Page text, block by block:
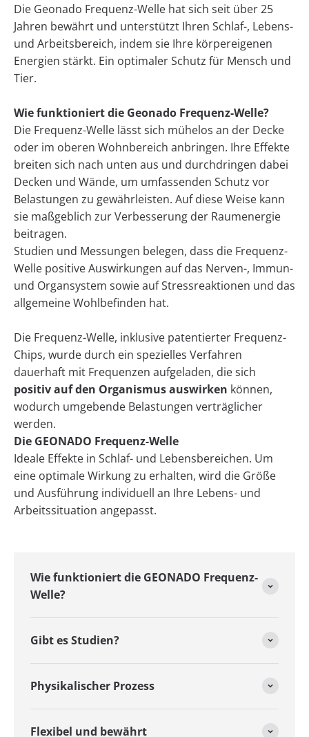
Die Geonado Frequenz-Welle hat sich seit über 25
Jahren bewährt und unterstützt Ihren Schlaf-, Lebens-
und Arbeitsbereich, indem sie Ihre körpereigenen
Energien stärkt. Ein optimaler Schutz für Mensch und
Tier.
Wie funktioniert die Geonado Frequenz-Welle?
Die Frequenz-Welle lässt sich mühelos an der Decke
oder im oberen Wohnbereich anbringen. Ihre Effekte
breiten sich nach unten aus und durchdringen dabei
Decken und Wände, um umfassenden Schutz vor
Belastungen zu gewährleisten. Auf diese Weise kann
sie maßgeblich zur Verbesserung der Raumenergie
beitragen.
Studien und Messungen belegen, dass die Frequenz-
Welle positive Auswirkungen auf das Nerven-, Immun-
und Organsystem sowie auf Stressreaktionen und das
allgemeine Wohlbefinden hat.
Die Frequenz-Welle, inklusive patentierter Frequenz-
Chips, wurde durch ein spezielles Verfahren
dauerhaft mit Frequenzen aufgeladen, die sich
positiv auf den Organismus auswirken können,
wodurch umgebende Belastungen verträglicher
werden.
Die GEONADO Frequenz-Welle
Ideale Effekte in Schlaf- und Lebensbereichen. Um
eine optimale Wirkung zu erhalten, wird die Größe
und Ausführung individuell an Ihre Lebens- und
Arbeitssituation angepasst.
Wie funktioniert die GEONADO Frequenz-
Welle?
Gibt es Studien?
Physikalischer Prozess
Flexibel und bewährt